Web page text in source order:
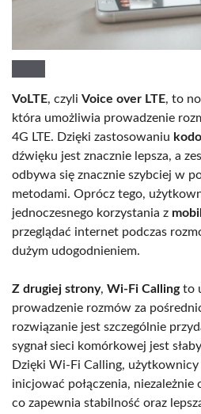
VoLTE, czyli Voice over LTE, to
która umożliwia prowadzenie
4G LTE. Dzięki zastosowaniu
dźwięku jest znacznie lepsza, a
odbywa się znacznie szybciej w
metodami. Oprócz tego,
jednoczesnego korzystania z
przeglądać internet podczas
dużym udogodnieniem.
Z drugiej strony, Wi-Fi Callingto
prowadzenie rozmów za
rozwiązanie jest szczególnie
sygnał sieci komórkowej jest
Dzięki Wi-Fi Calling,
inicjować połączenia, niezależnie
co zapewnia stabilność oraz